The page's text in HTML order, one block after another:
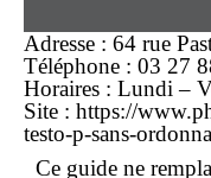
Adresse : 64 rue
Téléphone : 03 27
Horaires : Lundi –
Site : https://
testo-p-sans-
Ce guide ne